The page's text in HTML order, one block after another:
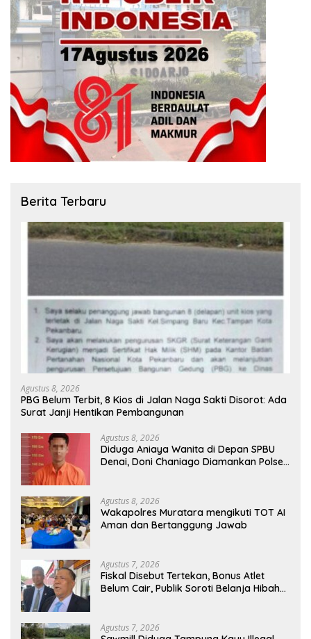
Berita Terbaru
Agustus 8, 2026
PBG Belum Terbit, 8 Kios di Jalan Naga Sakti Disorot: Ada
Surat Janji Hentikan Pembangunan
Agustus 8, 2026
Diduga Aniaya Wanita di Depan SPBU
Denai, Doni Chaniago Diamankan Polsek
Agustus 8, 2026
Wakapolres Muratara mengikuti TOT AI
Aman dan Bertanggung Jawab
Agustus 7, 2026
Fiskal Disebut Tertekan, Bonus Atlet
Belum Cair, Publik Soroti Belanja Hibah
Agustus 7, 2026